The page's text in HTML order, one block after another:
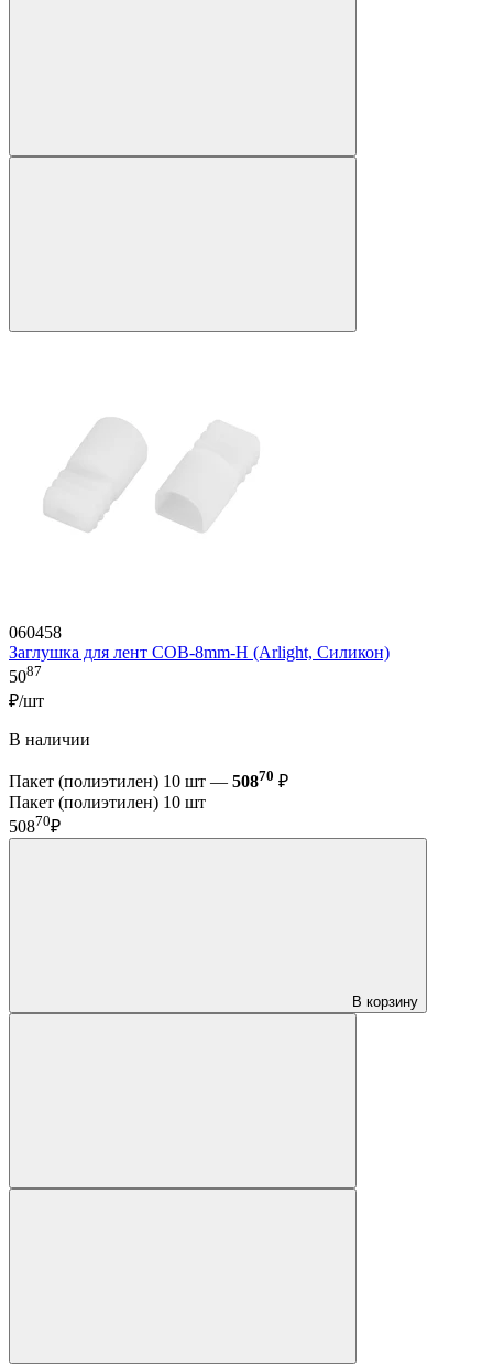
060458
Заглушка для лент COB-8mm-H (Arlight, Силикон)
5087
₽/шт
В наличии
Пакет (полиэтилен) 10 шт — 50870 ₽
Пакет (полиэтилен) 10 шт
50870₽
В корзину